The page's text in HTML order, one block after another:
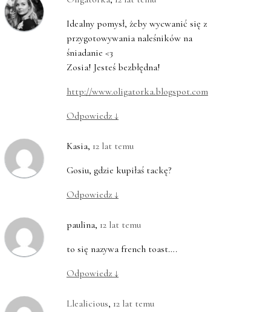
Idealny pomysł, żeby wycwanić się z
przygotowywania naleśników na
śniadanie <3
Zosia! Jesteś bezbłędna!
http://www.oligatorka.blogspot.com
Odpowiedz ↓
Kasia, 12 lat temu
Gosiu, gdzie kupiłaś tackę?
Odpowiedz ↓
paulina, 12 lat temu
to się nazywa french toast….
Odpowiedz ↓
Llealicious, 12 lat temu